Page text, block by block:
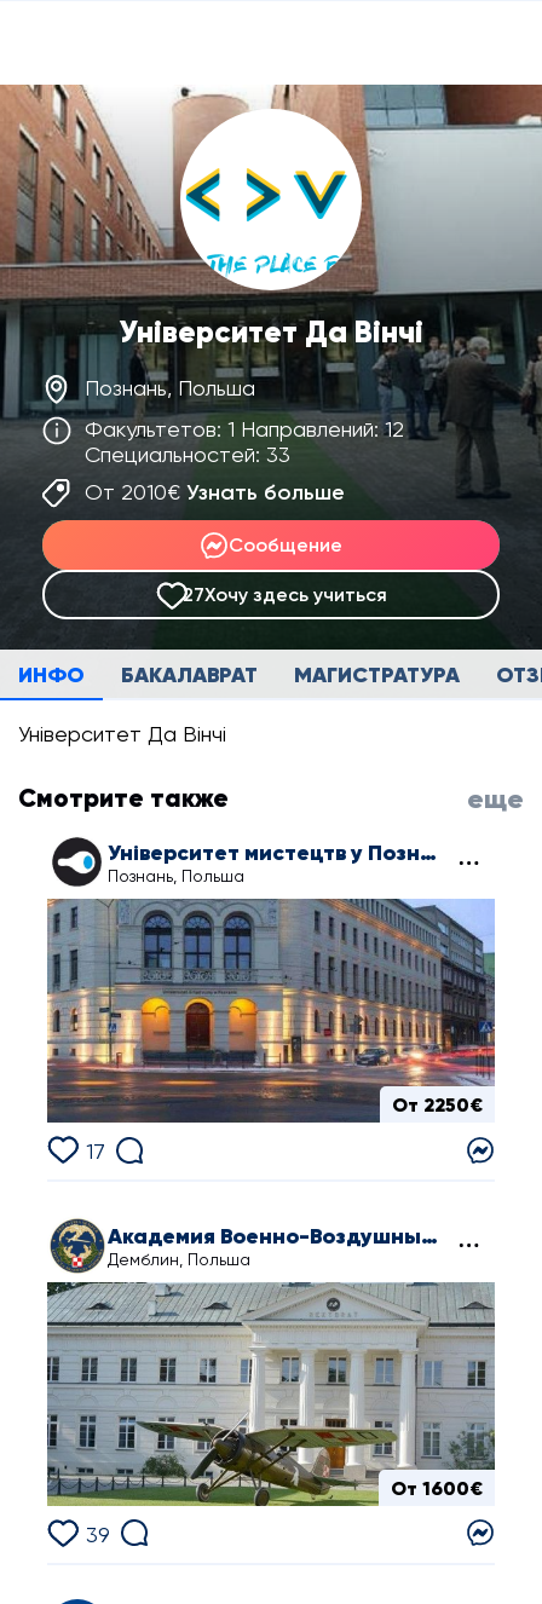
Університет Да Вінчі
Познань, Польша
Факультетов: 1 Направлений: 12
Специальностей: 33
От 2010€ Узнать больше
Сообщение
27Хочу здесь учиться
ИНФО БАКАЛАВРАТ МАГИСТРАТУРА
Університет Да Вінчі
Смотрите также еще
Університет мистецтв у Познані
Познань, Польша
От 2250€
17
Академия Военно-Воздушных Сил в Демблине
Демблин, Польша
От 1600€
39